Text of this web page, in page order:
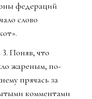
федераций
слово
Поняв, что
жареным, по-
прячась за
комментами